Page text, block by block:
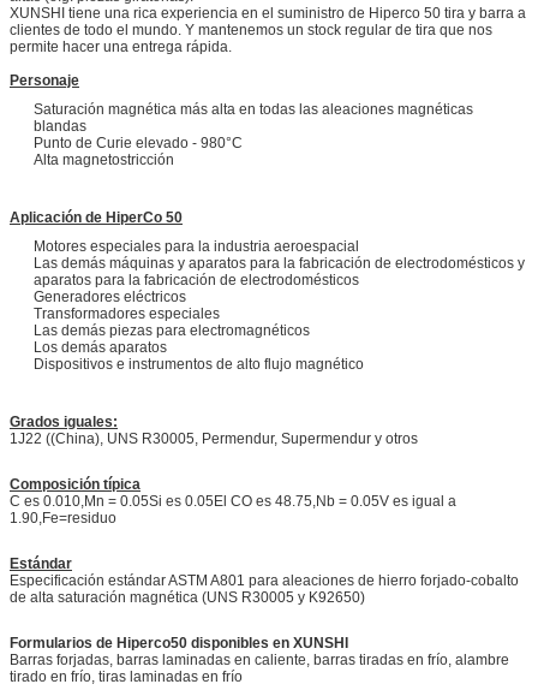
XUNSHI tiene una rica experiencia en el suministro de Hiperco 50 tira y barra a
clientes de todo el mundo. Y mantenemos un stock regular de tira que nos
permite hacer una entrega rápida.
Personaje
Saturación magnética más alta en todas las aleaciones magnéticas
blandas
Punto de Curie elevado - 980°C
Alta magnetostricción
Aplicación de HiperCo 50
Motores especiales para la industria aeroespacial
Las demás máquinas y aparatos para la fabricación de electrodomésticos y
aparatos para la fabricación de electrodomésticos
Generadores eléctricos
Transformadores especiales
Las demás piezas para electromagnéticos
Los demás aparatos
Dispositivos e instrumentos de alto flujo magnético
Grados iguales:
1J22 ((China), UNS R30005, Permendur, Supermendur y otros
Composición típica
C es 0.010,Mn = 0.05Si es 0.05El CO es 48.75,Nb = 0.05V es igual a
1.90,Fe=residuo
Estándar
Especificación estándar ASTM A801 para aleaciones de hierro forjado-cobalto
de alta saturación magnética (UNS R30005 y K92650)
Formularios de Hiperco50 disponibles en XUNSHI
Barras forjadas, barras laminadas en caliente, barras tiradas en frío, alambre
tirado en frío, tiras laminadas en frío